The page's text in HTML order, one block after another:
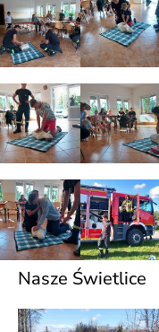
Nasze Świetlice